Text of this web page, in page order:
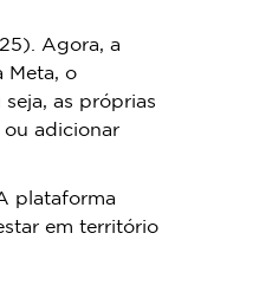
Agora, a
Meta, o
as próprias
adicionar
plataforma
em território